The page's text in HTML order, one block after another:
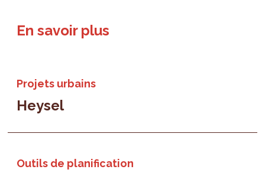
En savoir plus
Projets urbains
Heysel
Outils de planification